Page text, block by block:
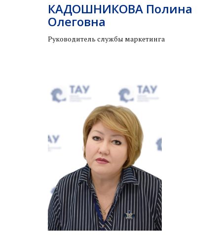
КАДОШНИКОВА Полина
Олеговна
Руководитель службы маркетинга